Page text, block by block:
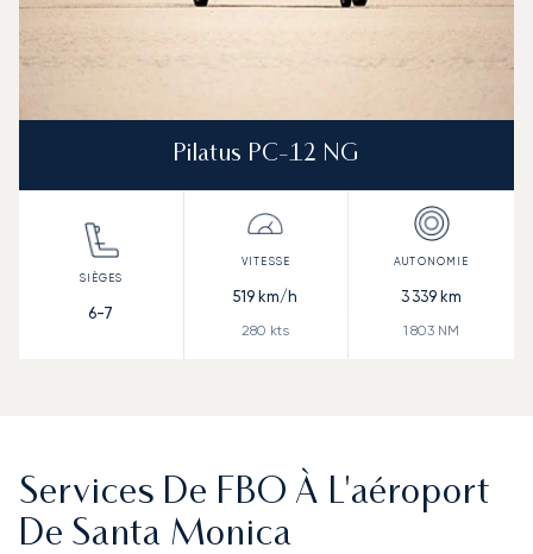
Pilatus PC-12 NG
6-7
519 km/h
280 kts
3 339 km
1 803 NM
Services De FBO À L'aéroport
De Santa Monica